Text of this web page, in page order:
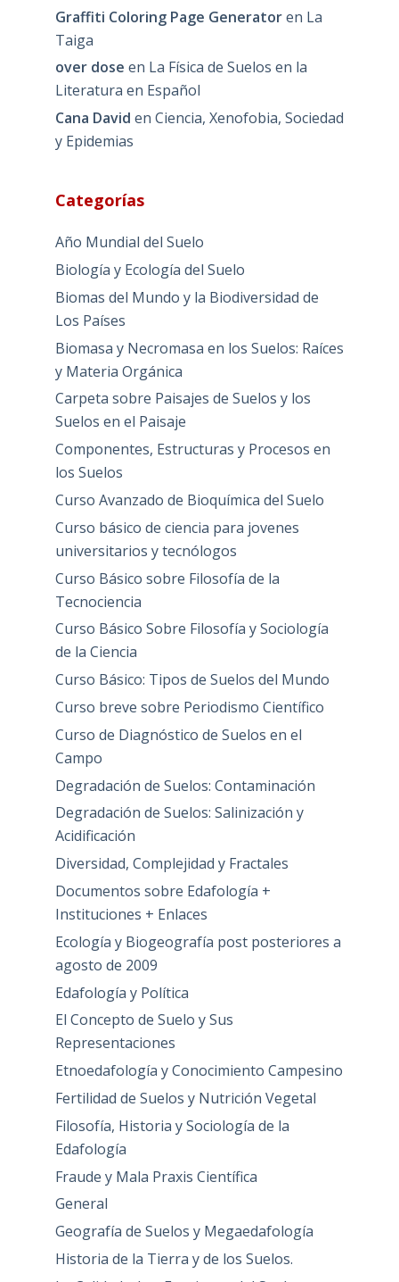
Graffiti Coloring Page Generatoren La
Taiga
over dose en La Física de Suelos en la
Literatura en Español
Cana David en Ciencia, Xenofobia, Sociedad
y Epidemias
Categorías
Año Mundial del Suelo
Biología y Ecología del Suelo
Biomas del Mundo y la Biodiversidad de
Los Países
Biomasa y Necromasa en los Suelos: Raíces
y Materia Orgánica
Carpeta sobre Paisajes de Suelos y los
Suelos en el Paisaje
Componentes, Estructuras y Procesos en
los Suelos
Curso Avanzado de Bioquímica del Suelo
Curso básico de ciencia para jovenes
universitarios y tecnólogos
Curso Básico sobre Filosofía de la
Tecnociencia
Curso Básico Sobre Filosofía y Sociología
de la Ciencia
Curso Básico: Tipos de Suelos del Mundo
Curso breve sobre Periodismo Científico
Curso de Diagnóstico de Suelos en el
Campo
Degradación de Suelos: Contaminación
Degradación de Suelos: Salinización y
Acidificación
Diversidad, Complejidad y Fractales
Documentos sobre Edafología +
Instituciones + Enlaces
Ecología y Biogeografía post posteriores a
agosto de 2009
Edafología y Política
El Concepto de Suelo y Sus
Representaciones
Etnoedafología y Conocimiento Campesino
Fertilidad de Suelos y Nutrición Vegetal
Filosofía, Historia y Sociología de la
Edafología
Fraude y Mala Praxis Científica
General
Geografía de Suelos y Megaedafología
Historia de la Tierra y de los Suelos.